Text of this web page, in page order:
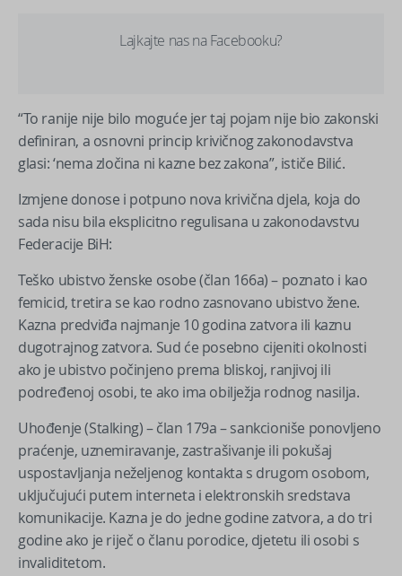
Lajkajte nas na Facebooku?
“To ranije nije bilo moguće jer taj pojam nije bio zakonski
definiran, a osnovni princip krivičnog zakonodavstva
glasi: ‘nema zločina ni kazne bez zakona”, ističe Bilić.
Izmjene donose i potpuno nova krivična djela, koja do
sada nisu bila eksplicitno regulisana u zakonodavstvu
Federacije BiH:
Teško ubistvo ženske osobe (član 166a) – poznato i kao
femicid, tretira se kao rodno zasnovano ubistvo žene.
Kazna predviđa najmanje 10 godina zatvora ili kaznu
dugotrajnog zatvora. Sud će posebno cijeniti okolnosti
ako je ubistvo počinjeno prema bliskoj, ranjivoj ili
podređenoj osobi, te ako ima obilježja rodnog nasilja.
Uhođenje (Stalking) – član 179a – sankcioniše ponovljeno
praćenje, uznemiravanje, zastrašivanje ili pokušaj
uspostavljanja neželjenog kontakta s drugom osobom,
uključujući putem interneta i elektronskih sredstava
komunikacije. Kazna je do jedne godine zatvora, a do tri
godine ako je riječ o članu porodice, djetetu ili osobi s
invaliditetom.